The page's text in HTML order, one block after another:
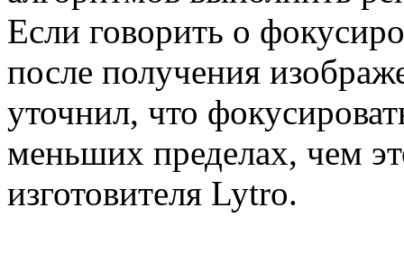
Если говорить о
после получения
уточнил, что
меньших пределах, чем
изготовителя Lytro.